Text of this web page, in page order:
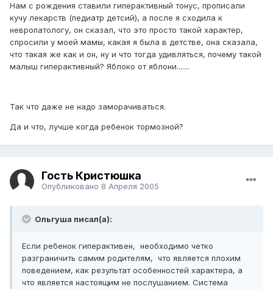
Нам с рождения ставили гиперактивный тонус, прописали
кучу лекарств (педиатр детсий), а после я сходила к
невропатологу, он сказал, что это просто такой характер,
спросили у моей мамы, какая я была в детстве, она сказала,
что такая же как и он, ну и что тогда удивляться, почему такой
малыш гиперактивный? Яблоко от яблони.......
Так что даже не надо заморачиваться.
Да и что, лучше когда ребенок тормозной?
Гость Кристюшка
Опубликовано 8 Апреля 2005
Ольгуша писал(а):
Если ребенок гиперактивен, необходимо четко
разграничить самим родителям, что является плохим
поведением, как результат особенностей характера, а
что является настоящим не послушанием. Система